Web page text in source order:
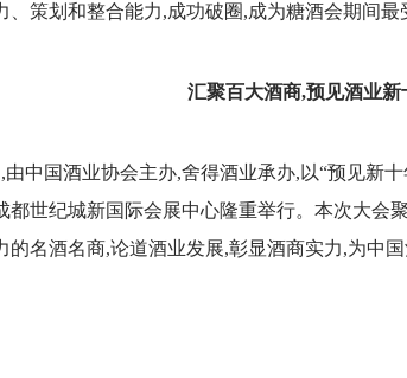
、策划和整合能力,成功破圈,成为糖酒会期间最
汇聚百大酒商,预见酒业新
由中国酒业协会主办,舍得酒业承办,以“预见新
都世纪城新国际会展中心隆重举行。本次大会
的名酒名商,论道酒业发展,彰显酒商实力,为中